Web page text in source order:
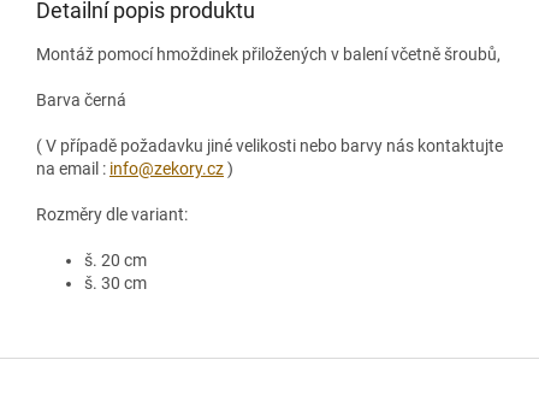
Detailní popis produktu
Montáž pomocí hmoždinek přiložených v balení včetně šroubů,
Barva černá
( V případě požadavku jiné velikosti nebo barvy nás kontaktujte
na email : info@zekory.cz)
Rozměry dle variant:
š. 20 cm
š. 30 cm